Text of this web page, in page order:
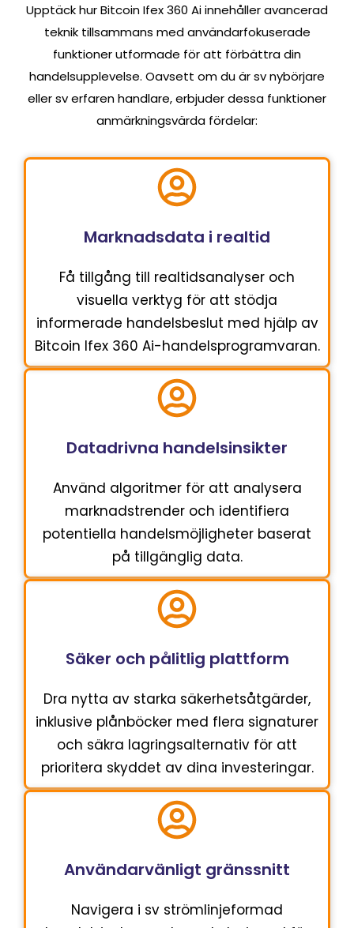
Upptäck hur Bitcoin Ifex 360 Ai innehåller avancerad
teknik tillsammans med användarfokuserade
funktioner utformade för att förbättra din
handelsupplevelse. Oavsett om du är sv nybörjare
eller sv erfaren handlare, erbjuder dessa funktioner
anmärkningsvärda fördelar:
Marknadsdata i realtid
Få tillgång till realtidsanalyser och
visuella verktyg för att stödja
informerade handelsbeslut med hjälp av
Bitcoin Ifex 360 Ai-handelsprogramvaran.
Datadrivna handelsinsikter
Använd algoritmer för att analysera
marknadstrender och identifiera
potentiella handelsmöjligheter baserat
på tillgänglig data.
Säker och pålitlig plattform
Dra nytta av starka säkerhetsåtgärder,
inklusive plånböcker med flera signaturer
och säkra lagringsalternativ för att
prioritera skyddet av dina investeringar.
Användarvänligt gränssnitt
Navigera i sv strömlinjeformad